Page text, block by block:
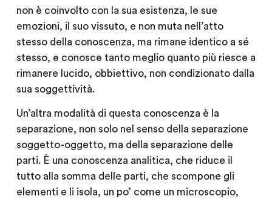
non è coinvolto con la sua esistenza, le sue
emozioni, il suo vissuto, e non muta nell’atto
stesso della conoscenza, ma rimane identico a sé
stesso, e conosce tanto meglio quanto più riesce a
rimanere lucido, obbiettivo, non condizionato dalla
sua soggettività.
Un’altra modalità di questa conoscenza è la
separazione, non solo nel senso della separazione
soggetto-oggetto, ma della separazione delle
parti. È una conoscenza analitica, che riduce il
tutto alla somma delle parti, che scompone gli
elementi e li isola, un po’ come un microscopio,